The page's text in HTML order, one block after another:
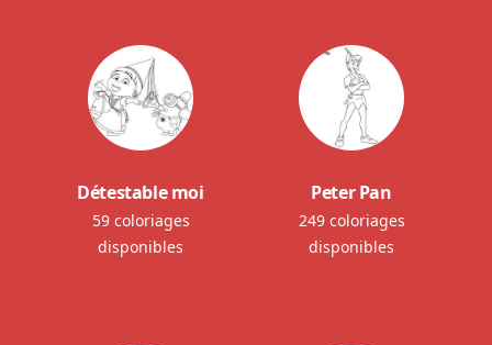
Détestable moi
59 coloriages
disponibles
Peter Pan
249 coloriages
disponibles